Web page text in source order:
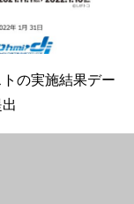
の実施結果デー